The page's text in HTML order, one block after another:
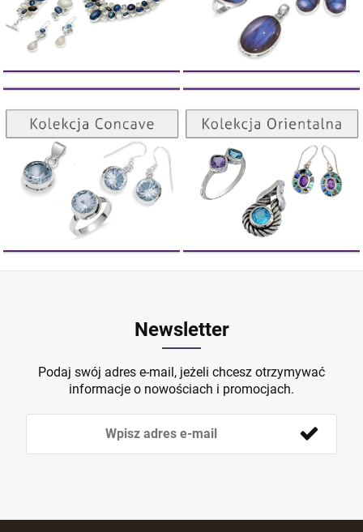
Kolekcja Concave
ZOBACZ
Kolekcja Orientalna
ZOBACZ
Newsletter
Podaj swój adres e-mail, jeżeli chcesz otrzymywać
informacje o nowościach i promocjach.